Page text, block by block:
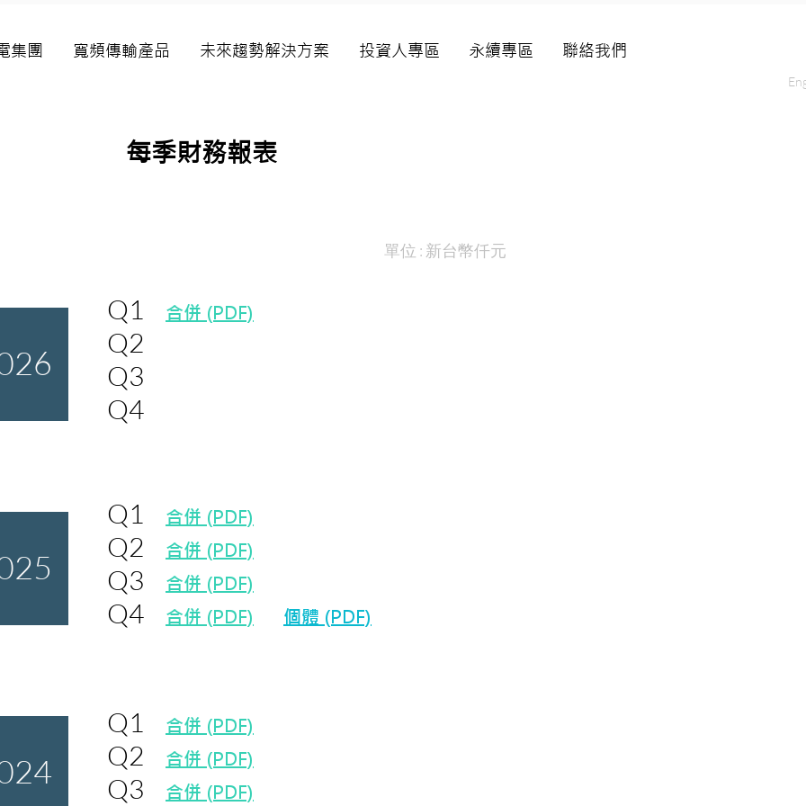
集團 寬頻傳輸產品 未來趨勢解決方案 投資人專區 永續專區 聯絡我們
每季財務報表
單位 : 新台幣仟元
Q1 合併 (PDF)
Q2
Q3
Q4
Q1 合併 (PDF)
Q2 合併 (PDF)
Q3 合併 (PDF)
Q4 合併 (PDF) 個體 (PDF)
Q1 合併 (PDF)
Q2 合併 (PDF)
Q3 合併 (PDF)